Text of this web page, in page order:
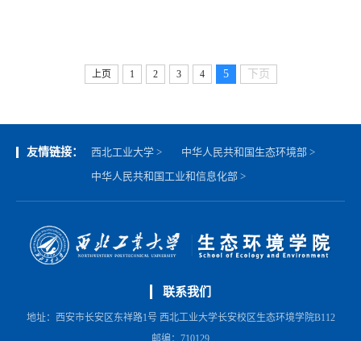
上页 1 2 3 4 5 下页
友情链接： 西北工业大学 >
中华人民共和国生态环境部 >
中华人民共和国工业和信息化部 >
联系我们
地址：西安市长安区东祥路1号 西北工业大学长安校区生态环境学院B112
邮编：710129